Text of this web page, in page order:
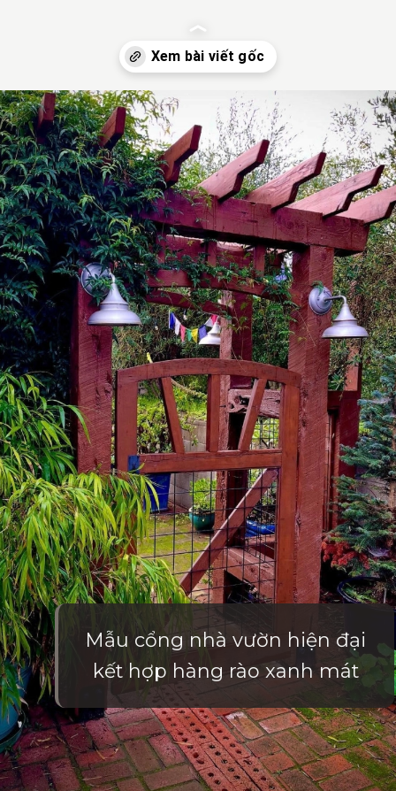
Đang mởhttps://vietnamxua.edu.vn/cong-nha-vuon
Mẫu cổng nhà vườn hiện đại
kết hợp hàng rào xanh mát